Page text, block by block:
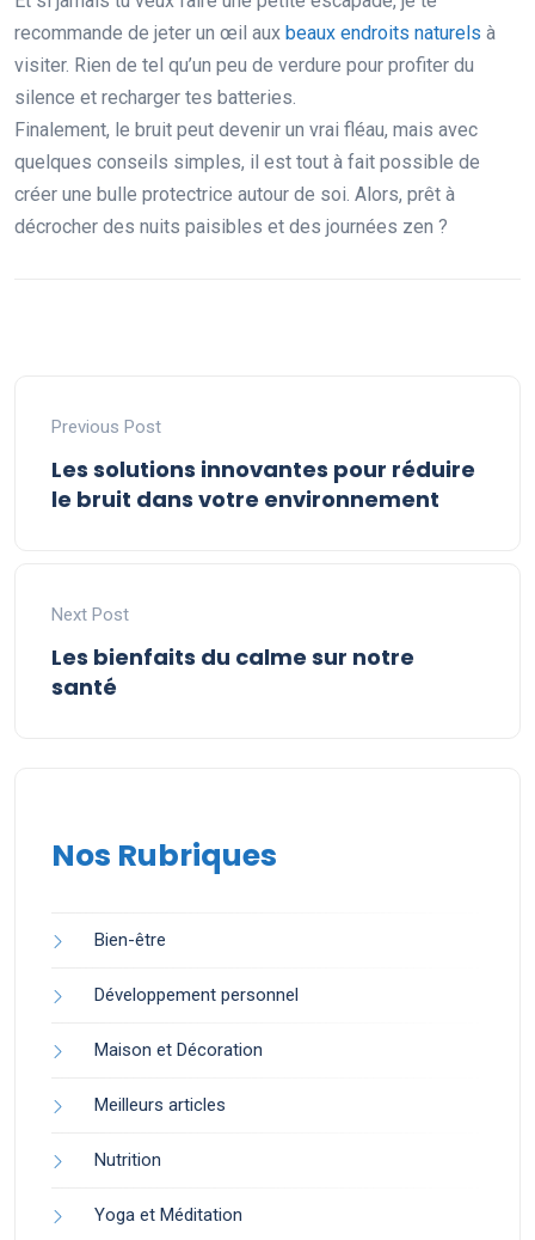
recommande de jeter un œil aux beaux endroits naturels à
visiter. Rien de tel qu’un peu de verdure pour profiter du
silence et recharger tes batteries.
Finalement, le bruit peut devenir un vrai fléau, mais avec
quelques conseils simples, il est tout à fait possible de
créer une bulle protectrice autour de soi. Alors, prêt à
décrocher des nuits paisibles et des journées zen ?
Previous Post
Les solutions innovantes pour réduire
le bruit dans votre environnement
Next Post
Les bienfaits du calme sur notre
santé
Nos Rubriques
Bien-être
Développement personnel
Maison et Décoration
Meilleurs articles
Nutrition
Yoga et Méditation